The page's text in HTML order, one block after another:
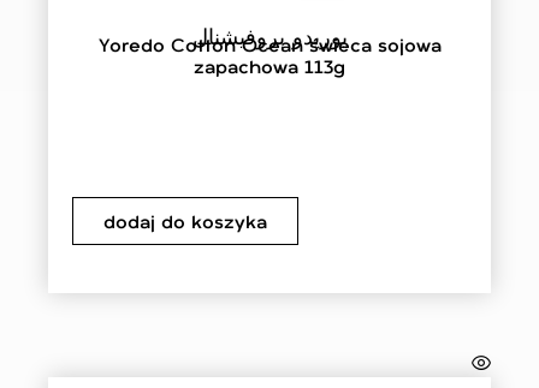
يوريدو بروفيشنال
Yoredo Cotton Ocean świeca sojowa
zapachowa 113g
dodaj do koszyka